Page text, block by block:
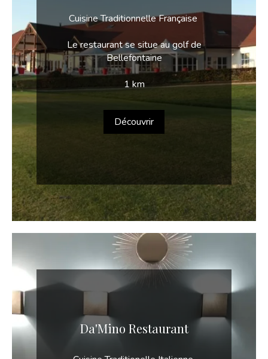
Cuisine Traditionnelle Française
Le restaurant se situe au golf de
Bellefontaine
1 km
Découvrir
Da'Mino Restaurant